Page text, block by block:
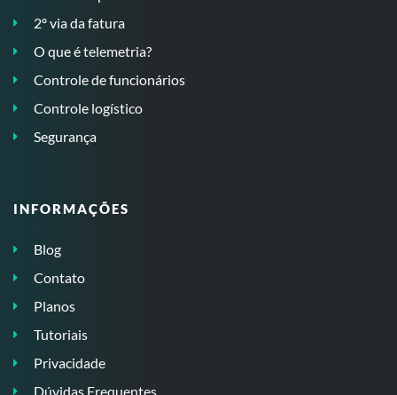
2º via da fatura
O que é telemetria?
Controle de funcionários
Controle logístico
Segurança
INFORMAÇÕES
Blog
Contato
Planos
Tutoriais
Privacidade
Dúvidas Frequentes